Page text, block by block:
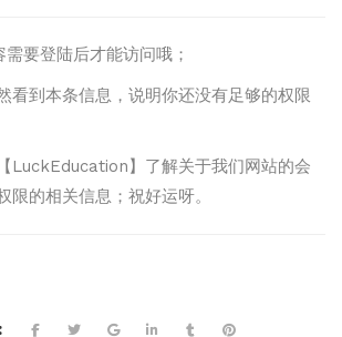
要登陆后才能访问哦；
看到本条信息，说明你还没有足够的权限
LuckEducation】了解关于我们网站的会
限的相关信息；祝好运呀。